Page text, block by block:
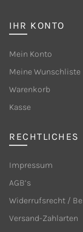
IHR KONTO
Mein Konto
Meine Wunschliste
Warenkorb
Kasse
RECHTLICHES
Impressum
AGB’s
Widerrufsrecht /
Versand-Zahlarten